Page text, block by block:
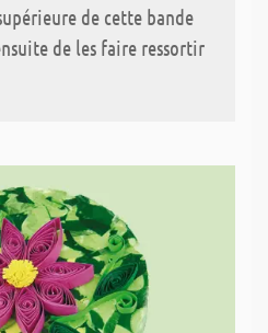
de cette bande
de les faire ressortir